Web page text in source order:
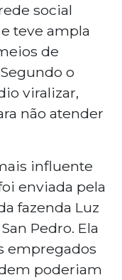
social
teve ampla
de
o
viralizar,
não atender
influente
enviada pela
fazenda Luz
Pedro. Ela
empregados
poderiam